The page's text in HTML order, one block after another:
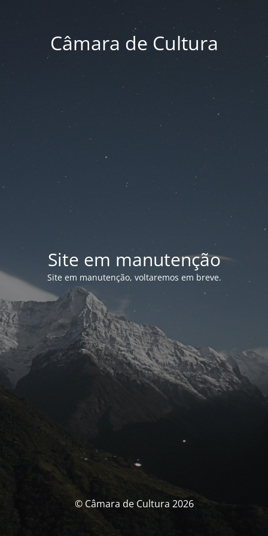
Câmara de Cultura
Site em manutenção
Site em manutenção, voltaremos em breve.
© Câmara de Cultura 2026